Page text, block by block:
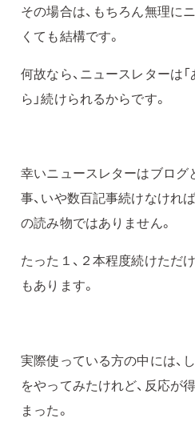
その場合は、もちろん無理に
くても結構です。
何故なら、ニュースレターは
ら」続けられるからです。
幸いニュースレターはブログ
事、いや数百記事続けなけれ
の読み物ではありません。
たった１、２本程度続けただ
もあります。
実際使っている方の中には、
をやってみたけれど、反応が
まった。